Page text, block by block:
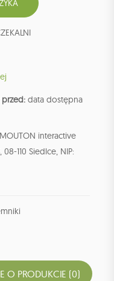
data dostępna
interactive
110 Siedlce, NIP:
O PRODUKCIE (0)